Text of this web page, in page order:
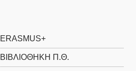
ERASMUS+
ΒΙΒΛΙΟΘΉΚΗ Π.Θ.